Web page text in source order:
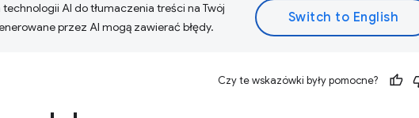
AI do tłumaczenia treści na Twój
przez AI mogą zawierać błędy.
Czy te wskazówki były pomocne?